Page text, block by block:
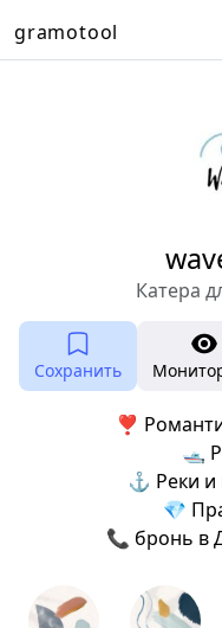
gramotool
Катера
Сохранить
❣
🛥
⚓ Реки и
💎
📞 бронь в